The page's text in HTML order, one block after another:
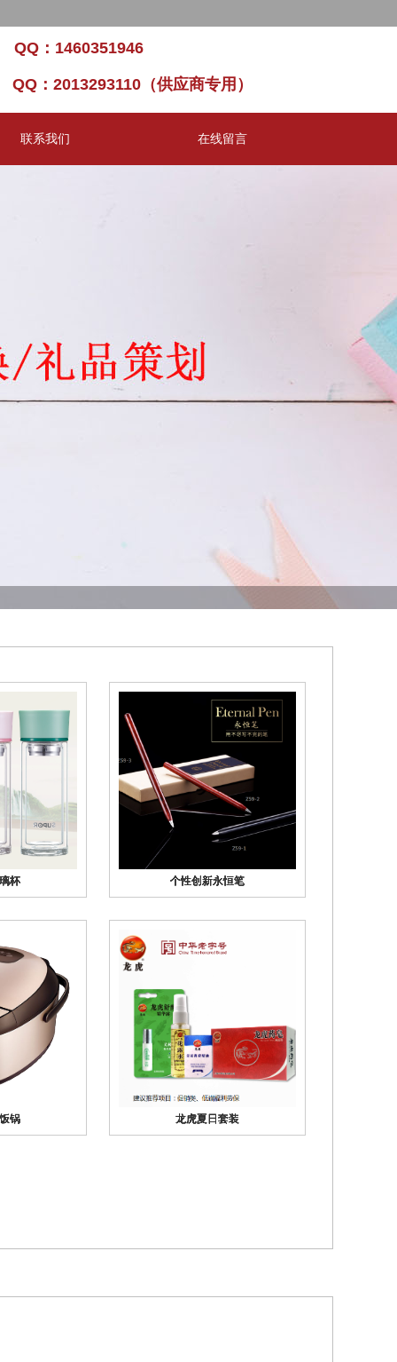
联系我们 在线留言
QQ：1460351946
：2013293110（供应商专用）
杯 个性创新永恒笔
锅 龙虎夏日套装
杯 个性创新永恒笔
锅 龙虎夏日套装
杯 个性创新永恒笔
锅 龙虎夏日套装
杯 个性创新永恒笔
锅 龙虎夏日套装
杯 个性创新永恒笔
锅 龙虎夏日套装